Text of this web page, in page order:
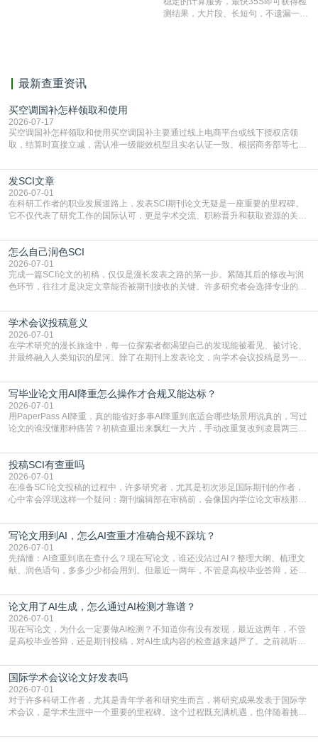
表文献复制比。（限制字符数1万）
测结果，大片段、长短句，不遗漏一处
最新查重资讯
买空调国补怎样领取和使用
2026-07-17
买空调国补怎样领取和使用买空调国补主要通过线上电商平台或线下授权店领
取，结算时直接立减‌，需认准一级能效机型且实名认证一致。根据商务部等七部
能领到补贴首选‌京东APP‌搜索专属口令(如【家电补贴1637】、【国补立省
4949】等，口令会随活动更新，以页面显示为准)进入补贴专场。淘宝/天猫也可
复制粘贴【8$FKFGgJq
发SCI文章
2026-07-01
在科研工作者的职业发展道路上，发表SCI期刊论文无疑是一座重要的里程碑。
它不仅代表了研究工作的国际认可，更是学术交流、职称晋升和获取资源的关键
战与困惑。从选题立意到投稿回应，每一步都需要精心的策略与扎实的工作。本
篇AEIC学术交流中心小编就为大家介绍“发SCI文章”。一、精准定位是成功的第
一步发表SCI文章，首要解决的问题是“投
怎么自己润色SCI
2026-07-01
完成一篇SCI论文的初稿，仅仅是漫长发表之路的第一步。紧随其后的修改与润
色环节，往往才是决定文章能否被期刊接收的关键。许多研究者会选择专业的语
质量，更能在此过程中深化对学术写作的理解。如何系统、高效地打磨自己的论
文，使其在语言和学术表达上更符合国际期刊的要求，是每位研究者值得投入学
习的技能。本篇AEIC学术交流中心小编就为大家介
学术会议投稿意义
2026-07-01
在学术研究的漫长旅途中，每一位探索者都渴望自己的发现能被看见、被讨论、
并最终融入人类知识的星河。除了在期刊上发表论文，向学术会议投稿是另一个
广阔学术天地的大门，连接着个体研究与社会网络。本篇AEIC学术交流中心小编
就为大家介绍“学术会议投稿意义”。一、加速研究成果的传播与反馈学术会议通
常具有周期短、时效性强的特点。相比期刊漫长的
写毕业论文用AI降重怎么操作才合规又能达标？
2026-07-01
用PaperPass AI降重，真的能省好多事AI降重到底适合哪些场景用说真的，写过
论文的谁没懂那种痛苦？初稿查重出来飘红一大片，手动改重复改到凌晨两三
到秃头。这时候靠谱的AI降重真的就是救命稻草，选对工具，半天就能搞定你两
三天都做不完的事。不是所有人都需要用AI降重，但如果你符合下面这些场景，
真的可以试试：初稿写完重复率远超要
投稿SCI有查重吗
2026-07-01
在准备SCI论文投稿的过程中，许多研究者，尤其是初次涉足国际期刊的作者，
心中常会浮现这样一个疑问：期刊编辑部在审稿前，会像国内学位论文审核那
论文的初审通过率。实际上，SCI期刊对重复内容的审查是严谨投稿流程中不可
或缺的一环。本篇AEIC学术交流中心小编就为大家介绍“投稿SCI有查重吗”。
一、查重是标准流程答案是明确的：绝大多数S
写论文用到AI，怎么AI查重才准确合规不踩坑？
2026-07-01
先搞懂：AI查重到底在查什么？现在写论文，谁还没沾过AI？整理大纲、梳理文
献、润色语句，多多少少都会用到。但最近一两年，不管是高校毕业答辩，还是
须加做AI查重。很多人分不清，AI查重和普通查重到底有啥区别？这里说透：普
通查重查的是你的文字和已公开文献的重复比例，防的是抄袭；AI查重查的是你
的内容里，有多少是AI生成的，防的是过
论文用了AI生成，怎么通过AI检测才靠谱？
2026-07-01
现在写论文，为什么一定要做AI检测？不知道你有没有发现，最近这两年，不管
是高校毕业答辩，还是期刊投稿，对AI生成内容的检查越来越严了。之前就听身
要求修改，还差点被判定学术不规范，真的太冤了。现在国内多数高校和核心期
刊，都已经明确出台了相关规定：如果使用AI生成内容辅助写作，必须明确标
注，未标注的AI生成内容会被认定为不符合学
国际学术会议论文好发表吗
2026-07-01
对于许多科研工作者，尤其是青年学者和研究生而言，将研究成果发表于国际学
术会议，是学术生涯中一个重要的里程碑。这个过程既充满机遇，也伴随着挑
疑问：国际学术会议论文到底好不好发表？其价值和难度究竟如何衡量。本篇